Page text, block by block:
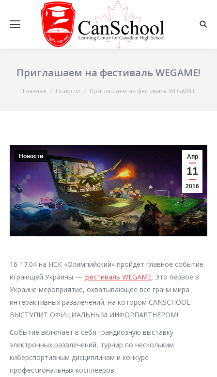
Приглашаем на фестиваль WEGAME!
Вы здесь:
Главная Новости Приглашаем на фестиваль WEGAME!
Апр
11
2016
Новости
16-17.04 на НСК «Олимпийский» пройдет главное событие
играющей Украины — фестиваль WEGAME. Это первое в
Украине мероприятие, охватывающее все грани мира
интерактивных развлечений, на котором CANSCHOOL
ВЫСТУПИТ ОФИЦИАЛЬНЫМ ИНФОРПАРТНЕРОМ!
Событие включает в себя грандиозную выставку
электронных развлечений, турнир по нескольким
киберспортивным дисциплинам и конкурс
профессиональных косплееров.